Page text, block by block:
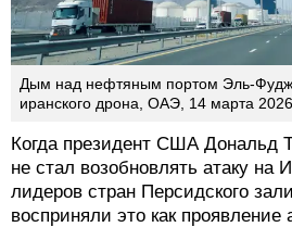
Дым над нефтяным портом Эль-
иранского дрона, ОАЭ, 14 марта
Когда президент США Дональд
не стал возобновлять атаку на
лидеров стран Персидского
восприняли это как проявление